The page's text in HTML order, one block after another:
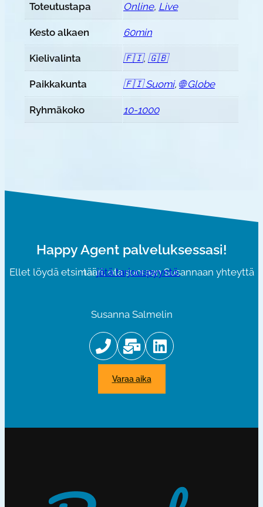
Toteutustapa Online, Live
Kesto alkaen 60min
Kielivalinta 🇫🇮, 🇬🇧
Paikkakunta 🇫🇮 Suomi, 🌐 Globe
Ryhmäkoko 10-1000
Happy Agent palveluksessasi!
Ellet löydä etsimääri, ota suoraan Susannaan yhteyttä taijätä tarjouspyyntö.
Susanna Salmelin
varaa aika